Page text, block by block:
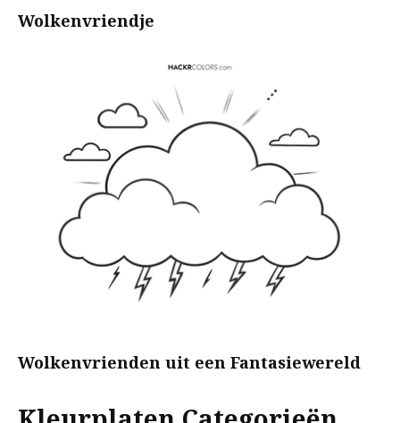
Wolkenvriendje
Wolkenvrienden uit een Fantasiewereld